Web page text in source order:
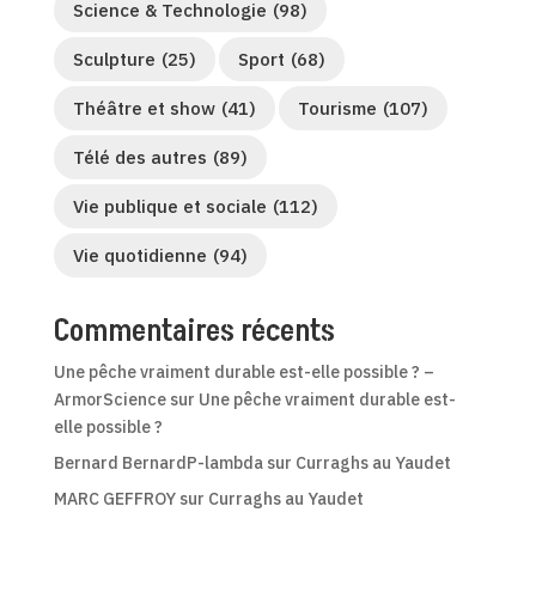
Science & Technologie (98)
Sculpture (25) Sport (68)
Théâtre et show (41) Tourisme (107)
Télé des autres (89)
Vie publique et sociale (112)
Vie quotidienne (94)
Commentaires récents
Une pêche vraiment durable est-elle possible ? –
ArmorSciencesur Une pêche vraiment durable est-
elle possible ?
Bernard BernardP-lambdasur Curraghs au Yaudet
MARC GEFFROYsur Curraghs au Yaudet